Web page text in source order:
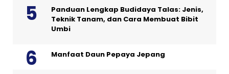
Panduan Lengkap Budidaya Talas: Jenis,
Teknik Tanam, dan Cara Membuat Bibit
Umbi
Manfaat Daun Pepaya Jepang